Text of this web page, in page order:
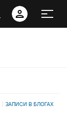
ЗАПИСИ В БЛОГАХ